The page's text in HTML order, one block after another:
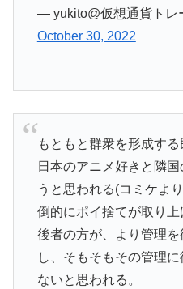
— yukito@仮想通貨トレ
October 30, 2022
もともと群衆を形成す
日本のアニメ好きと隣
うと思われる(コミケよ
倒的にポイ捨てが取り上
後者の方が、より管理
し、そもそもその管理
ないと思われる。